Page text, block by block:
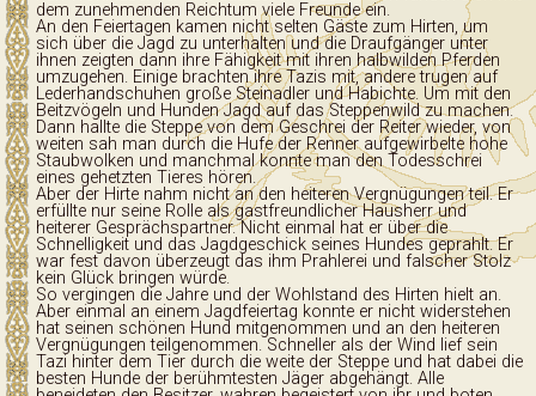
dem zunehmenden Reichtum viele Freunde ein.
An den Feiertagen kamen nicht selten Gäste zum Hirten, um
sich über die Jagd zu unterhalten und die Draufgänger unter
ihnen zeigten dann ihre Fähigkeit mit ihren halbwilden Pferden
umzugehen. Einige brachten ihre Tazis mit, andere trugen auf
Lederhandschuhen große Steinadler und Habichte. Um mit den
Beitzvögeln und Hunden Jagd auf das Steppenwild zu machen.
Dann hallte die Steppe von dem Geschrei der Reiter wieder, von
weiten sah man durch die Hufe der Renner aufgewirbelte hohe
Staubwolken und manchmal konnte man den Todesschrei
eines gehetzten Tieres hören.
Aber der Hirte nahm nicht an den heiteren Vergnügungen teil. Er
erfüllte nur seine Rolle als gastfreundlicher Hausherr und
heiterer Gesprächspartner. Nicht einmal hat er über die
Schnelligkeit und das Jagdgeschick seines Hundes geprahlt. Er
war fest davon überzeugt das ihm Prahlerei und falscher Stolz
kein Glück bringen würde.
So vergingen die Jahre und der Wohlstand des Hirten hielt an.
Aber einmal an einem Jagdfeiertag konnte er nicht widerstehen
hat seinen schönen Hund mitgenommen und an den heiteren
Vergnügungen teilgenommen. Schneller als der Wind lief sein
Tazi hinter dem Tier durch die weite der Steppe und hat dabei die
besten Hunde der berühmtesten Jäger abgehängt. Alle